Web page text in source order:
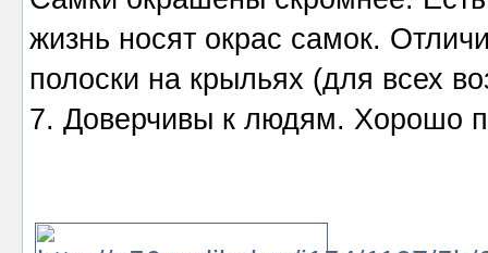
жизнь носят окрас самок.
полоски на крыльях (для всех
7. Доверчивы к людям. Хорошо